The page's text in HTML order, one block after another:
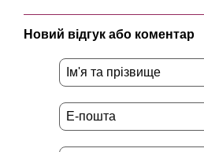
Новий відгук або коментар